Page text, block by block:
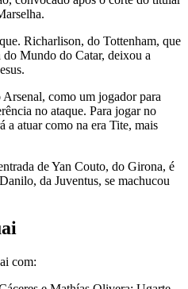
Richarlison, do Tottenham, que
Mundo do Catar, deixou a
como um jogador para
no ataque. Para jogar no
a atuar como na era Tite, mais
de Yan Couto, do Girona, é
da Juventus, se machucou
com: